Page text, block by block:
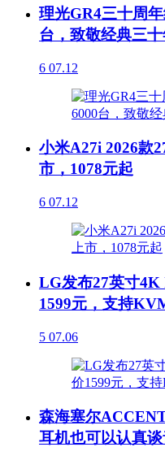
理光GR4三十周
台，致敬经典三
6 07.12
小米A27i 2026款
市，1078元起
6 07.12
LG发布27英寸4K
1599元，支持
5 07.06
森海塞尔
耳机也可以认真